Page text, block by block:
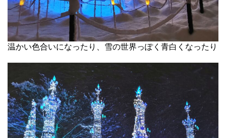
温かい色合いになったり、雪の世界っぽく青白くなったり